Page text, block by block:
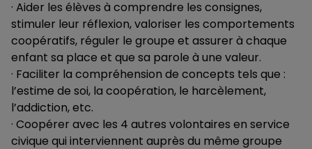
· Aider les élèves à comprendre les consignes,
stimuler leur réflexion, valoriser les comportements
coopératifs, réguler le groupe et assurer à chaque
enfant sa place et que sa parole à une valeur.
· Faciliter la compréhension de concepts tels que :
l’estime de soi, la coopération, le harcèlement,
l’addiction, etc.
· Coopérer avec les 4 autres volontaires en service
civique qui interviennent auprès du même groupe